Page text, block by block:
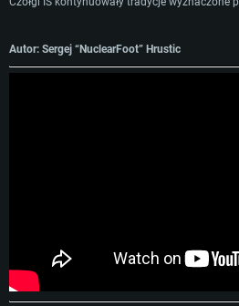
Dysk twardy: 62.2 GB (pełny klient)
Dysk twardy: 62.2 GB (pełny klient)
miesięcy) (minimalna rozdzielczość to
Połączenie sieciowe: Internet
Autor: Sergej “NuclearFoot” Hrustic